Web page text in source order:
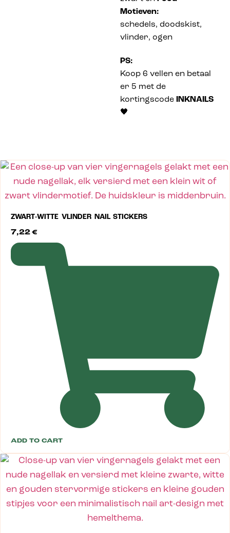
Motieven:
schedels, doodskist,
vlinder, ogen
PS:
Koop 6 vellen en betaal
er 5 met de
kortingscode INKNAILS
🖤
ZWART-WITTE VLINDER NAIL STICKERS
7,22 €
ADD TO CART